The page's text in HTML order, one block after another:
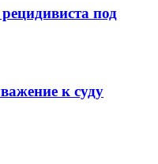
под
к суду